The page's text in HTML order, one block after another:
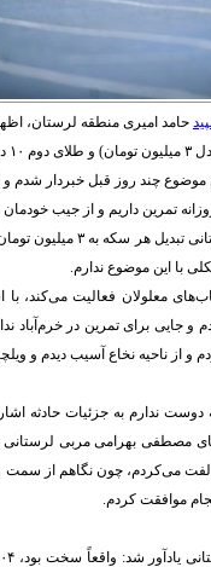
کرده‌اند.
موضوع چند روز قبل خبردار
تمرین داریم و از جیب
این ورزشکار
با این موضوع ندارم.
و جایی برای تمرین در
و از ناحیه نخاع آسیب دیدم و
مصطفی بهرامی مربی لرستانی
می‌کردم، چون نگاهم از سمت
موافقت کردم.